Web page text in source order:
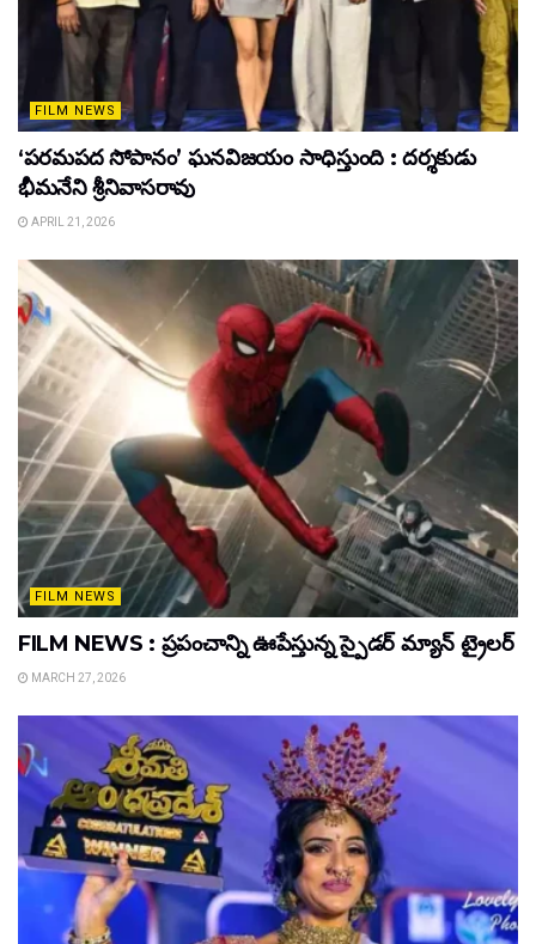
FILM NEWS
‘పరమపద సోపానం’ ఘనవిజయం సాధిస్తుంది : దర్శకుడు
భీమనేని శ్రీనివాసరావు
APRIL 21, 2026
FILM NEWS
FILM NEWS : ప్రపంచాన్ని ఊపేస్తున్న స్పైడర్ మ్యాన్ ట్రైలర్
MARCH 27, 2026